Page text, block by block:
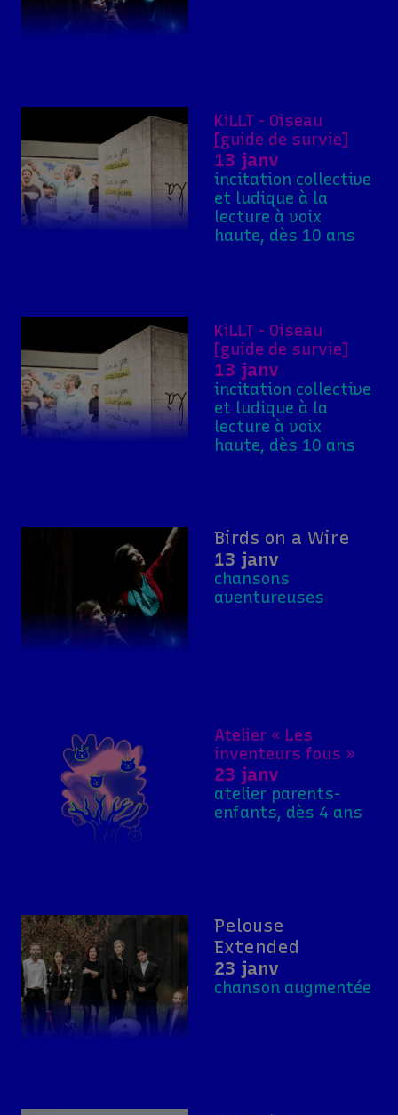
KiLLT - Oiseau
[guide de survie]
13 janv
incitation collective
et ludique à la
lecture à voix
haute, dès 10 ans
KiLLT - Oiseau
[guide de survie]
13 janv
incitation collective
et ludique à la
lecture à voix
haute, dès 10 ans
Birds on a Wire
13 janv
chansons
aventureuses
Atelier « Les
inventeurs fous »
23 janv
atelier parents-
enfants, dès 4 ans
Pelouse
Extended
23 janv
chanson augmentée